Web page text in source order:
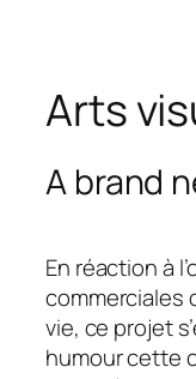
Arts
A brand
En réaction à
commerciales
vie, ce projet
humour cette